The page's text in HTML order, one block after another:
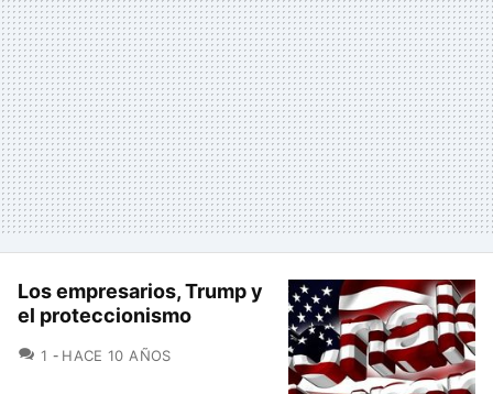
Los empresarios, Trump y
el proteccionismo
1 COMENTARIOS
HACE 10 AÑOS